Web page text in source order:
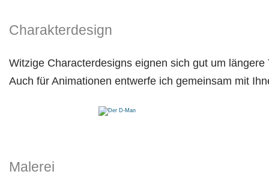
Charakterdesign
Witzige Characterdesigns eignen sich gut um längere
Auch für Animationen entwerfe ich gemeinsam mit
Malerei